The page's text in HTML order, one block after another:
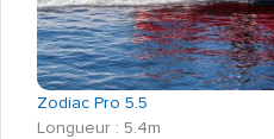
Zodiac Pro 5.5
Longueur : 5.4m